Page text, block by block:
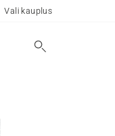
Vali kauplus